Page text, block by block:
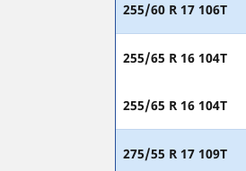
255/60 R 17 106T
255/65 R 16 104T
255/65 R 16 104T
275/55 R 17 109T